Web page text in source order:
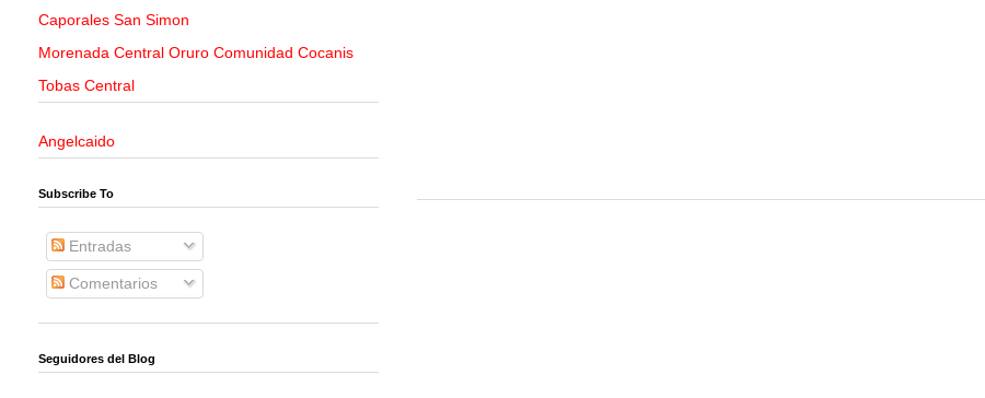
Caporales San Simon
Morenada Central Oruro Comunidad Cocanis
Tobas Central
Angelcaido
Subscribe To
Entradas
Comentarios
Seguidores del Blog